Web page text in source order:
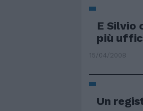
E Silvio
più
15/04/2008
Un